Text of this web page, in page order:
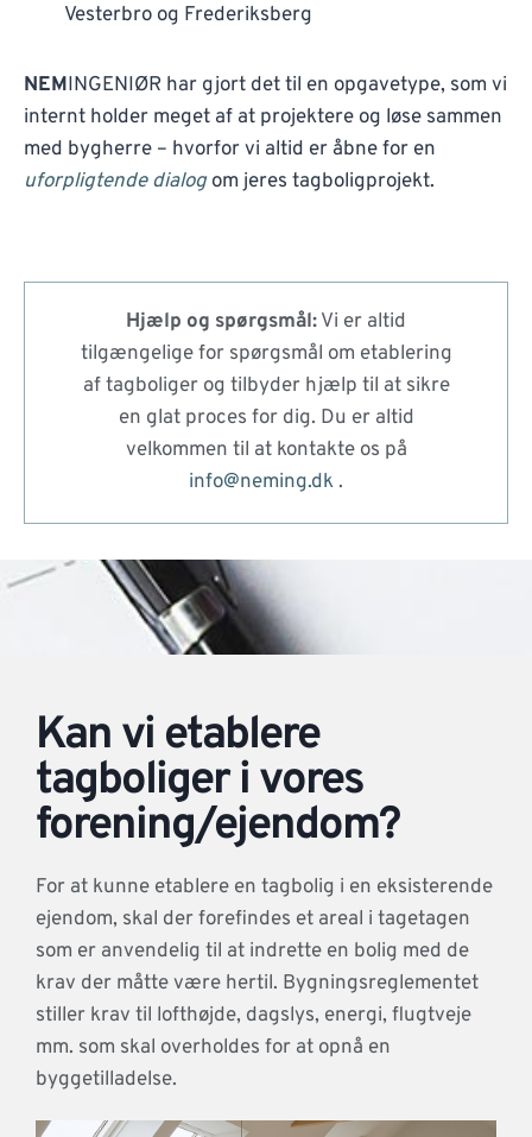
Vesterbro og Frederiksberg
NEMINGENIØR har gjort det til en opgavetype, som vi
internt holder meget af at projektere og løse sammen
med bygherre – hvorfor vi altid er åbne for en
uforpligtende dialog om jeres tagboligprojekt.
Hjælp og spørgsmål:Vi er altid
tilgængelige for spørgsmål om etablering
af tagboliger og tilbyder hjælp til at sikre
en glat proces for dig. Du er altid
velkommen til at kontakte os på
info@neming.dk.
Kan vi etablere
tagboliger i vores
forening/ejendom?
For at kunne etablere en tagbolig i en eksisterende
ejendom, skal der forefindes et areal i tagetagen
som er anvendelig til at indrette en bolig med de
krav der måtte være hertil. Bygningsreglementet
stiller krav til lofthøjde, dagslys, energi, flugtveje
mm. som skal overholdes for at opnå en
byggetilladelse.